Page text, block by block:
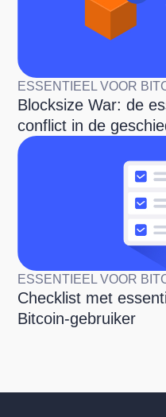
ESSENTIEEL VOOR
Blocksize War: de
conflict in de
ESSENTIEEL VOOR
Checklist met
Bitcoin-gebruiker